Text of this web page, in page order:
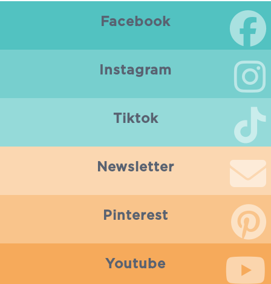
Facebook
Instagram
Tiktok
Newsletter
Pinterest
Youtube